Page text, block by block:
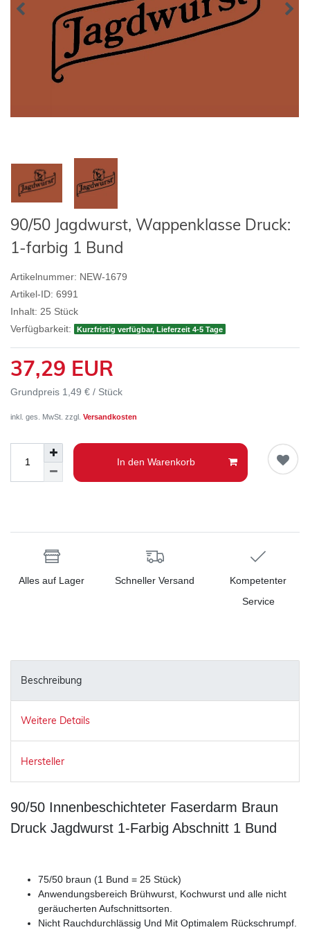
90/50 Jagdwurst, Wappenklasse Druck:
1-farbig 1 Bund
Artikelnummer: NEW-1679
Artikel-ID: 6991
Inhalt: 25 Stück
Verfügbarkeit:
Kurzfristig verfügbar, Lieferzeit 4-5 Tage
37,29 EUR
Grundpreis 1,49 € / Stück
inkl. ges. MwSt. zzgl. Versandkosten
In den Warenkorb
Alles auf Lager Schneller Versand
Kompetenter
Service
Beschreibung
Weitere Details
Hersteller
90/50 Innenbeschichteter Faserdarm Braun
Druck Jagdwurst 1-Farbig Abschnitt 1 Bund
75/50 braun (1 Bund = 25 Stück)
Anwendungsbereich Brühwurst, Kochwurst und alle nicht
geräucherten Aufschnittsorten.
Nicht Rauchdurchlässig Und Mit Optimalem Rückschrumpf.